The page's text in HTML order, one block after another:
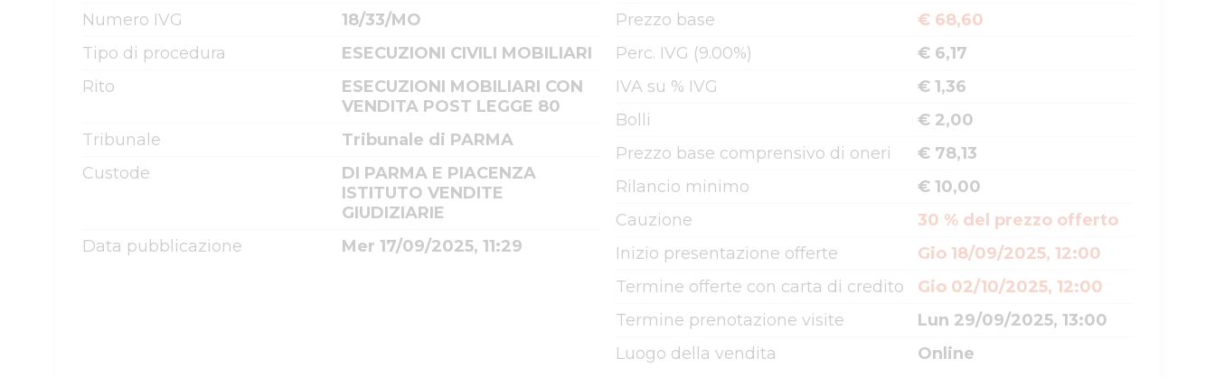
Numero IVG
18/33/MO
Tipo di procedura
ESECUZIONI CIVILI MOBILIARI
Rito
ESECUZIONI MOBILIARI CON
VENDITA POST LEGGE 80
Tribunale
Tribunale di PARMA
Custode
DI PARMA E PIACENZA
ISTITUTO VENDITE
GIUDIZIARIE
Data pubblicazione
Mer 17/09/2025, 11:29
Prezzo base
€ 68,60
Perc. IVG (9.00%)
€ 6,17
IVA su % IVG
€ 1,36
Bolli
€ 2,00
Prezzo base comprensivo di oneri
€ 78,13
Rilancio minimo
€ 10,00
Cauzione
30 % del prezzo offerto
Inizio presentazione offerte
Gio 18/09/2025, 12:00
Termine offerte con carta di credito
Gio 02/10/2025, 12:00
Termine prenotazione visite
Lun 29/09/2025, 13:00
Luogo della vendita
Online